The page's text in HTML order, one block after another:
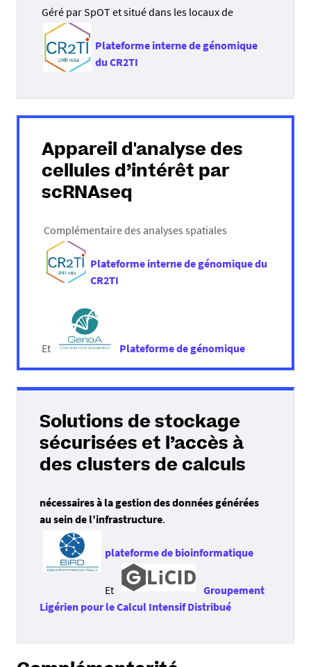
Géré par SpOT et situé dans les locaux de
Plateforme interne de génomique
du CR2TI
Appareil d'analyse des
cellules d’intérêt par
scRNAseq
Complémentaire des analyses spatiales
Plateforme interne de génomique du
CR2TI
Et Plateforme de génomique
Solutions de stockage
sécurisées et l’accès à
des clusters de calculs
nécessaires à la gestion des données générées
au sein de l’infrastructure.
plateforme de bioinformatique
Et
Groupement
Ligérien pour le Calcul Intensif Distribué